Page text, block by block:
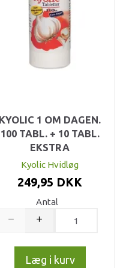
KYOLIC 1 OM DAGEN.
100 TABL. + 10 TABL.
EKSTRA
Kyolic Hvidløg
249,95 DKK
Antal
Læg i kurv